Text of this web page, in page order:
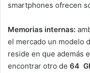
smartphones ofrecen
Memorias internas:
el mercado un modelo
reside en que además
encontrar otro de 64